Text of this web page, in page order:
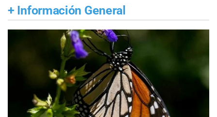
+ Información General